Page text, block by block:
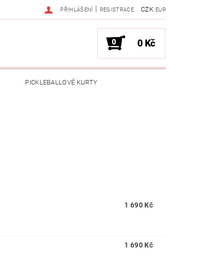
CZK EUR
PŘIHLÁŠENÍ | REGISTRACE
0 0 Kč
PICKLEBALLOVÉ KURTY
1 690 Kč
1 690 Kč